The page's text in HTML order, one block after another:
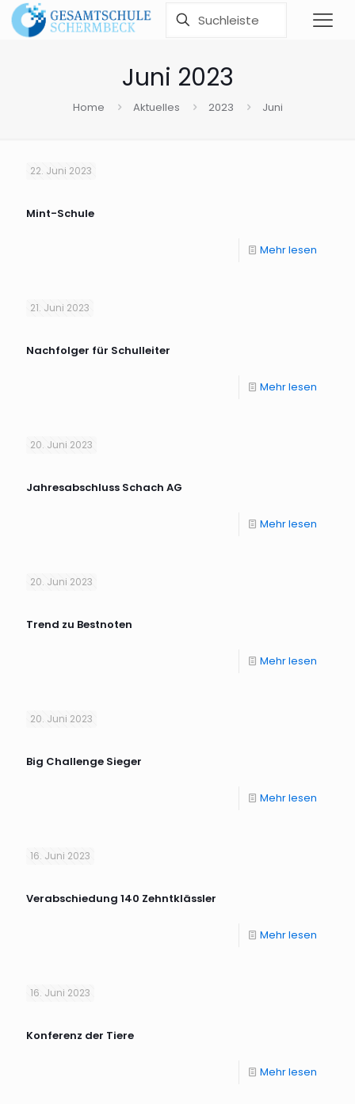
Juni 2023
Home Aktuelles 2023 Juni
22. Juni 2023
Mint-Schule
Mehr lesen
21. Juni 2023
Nachfolger für Schulleiter
Mehr lesen
20. Juni 2023
Jahresabschluss Schach AG
Mehr lesen
20. Juni 2023
Trend zu Bestnoten
Mehr lesen
20. Juni 2023
Big Challenge Sieger
Mehr lesen
16. Juni 2023
Verabschiedung 140 Zehntklässler
Mehr lesen
16. Juni 2023
Konferenz der Tiere
Mehr lesen